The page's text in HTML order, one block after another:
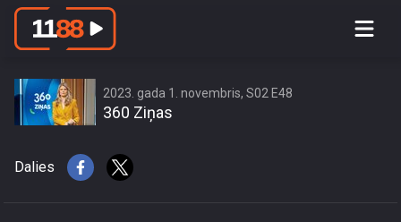
Latvijā pieaug viesstrādnieku skaits no
2023. gada 1. novembris, S02 E48
360 Ziņas
Dalies